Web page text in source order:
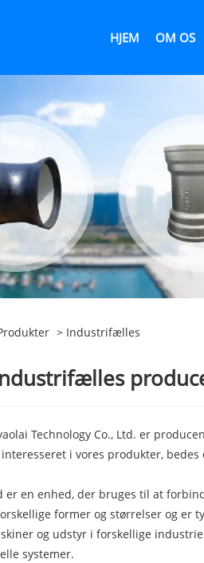
HJEM OM OS
> Industrifælles
Technology Co., Ltd. er
i vores produkter,
er en enhed, der bruges til at
former og størrelser og er
og udstyr i forskellige
systemer.